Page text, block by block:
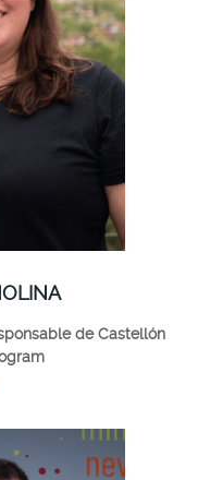
de Castellón